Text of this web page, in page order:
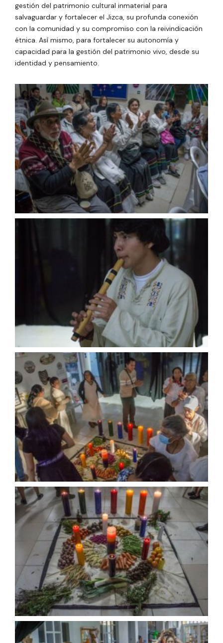
gestión del patrimonio cultural inmaterial para
salvaguardar y fortalecer el Jizca, su profunda conexión
con la comunidad y su compromiso con la reivindicación
étnica. Así mismo, para fortalecer su autonomía y
capacidad para la gestión del patrimonio vivo, desde su
identidad y pensamiento.